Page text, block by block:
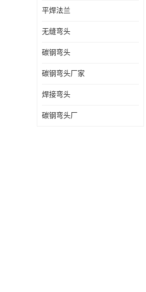
平焊法兰
无缝弯头
碳钢弯头
碳钢弯头厂家
焊接弯头
碳钢弯头厂